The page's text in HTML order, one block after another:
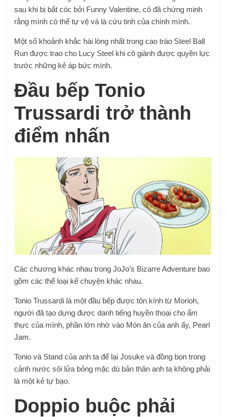
sau khi bị bắt cóc bởi Funny Valentine, cô đã chứng minh
rằng mình có thể tự vệ và là cứu tinh của chính mình.
Một số khoảnh khắc hài lòng nhất trong cao trào Steel Ball
Run được trao cho Lucy Steel khi cô giành được quyền lực
trước những kẻ áp bức mình.
Đầu bếp Tonio
Trussardi trở thành
điểm nhấn
Các chương khác nhau trong JoJo’s Bizarre Adventure bao
gồm các thể loại kể chuyện khác nhau.
Tonio Trussardi là một đầu bếp được tôn kính từ Morioh,
người đã tạo dựng được danh tiếng huyền thoại cho ẩm
thực của mình, phần lớn nhờ vào Món ăn của anh ấy, Pearl
Jam.
Tonio và Stand của anh ta để lại Josuke và đồng bọn trong
cảnh nước sôi lửa bỏng mặc dù bản thân anh ta không phải
là một kẻ tự bạo.
Doppio buộc phải